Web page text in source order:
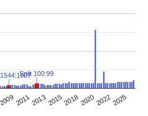
20092011201320152018202020222025
Split 100:99